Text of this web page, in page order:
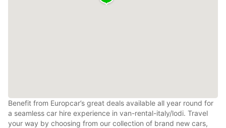
Benefit from Europcar’s great deals available all year round for
a seamless car hire experience in van-rental-italy/lodi. Travel
your way by choosing from our collection of brand new cars,